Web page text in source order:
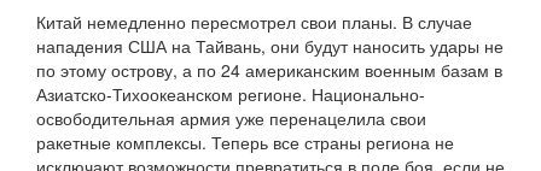
Китай немедленно пересмотрел свои планы. В случае
нападения США на Тайвань, они будут наносить удары не
по этому острову, а по 24 американским военным базам в
Азиатско-Тихоокеанском регионе. Национально-
освободительная армия уже перенацелила свои
ракетные комплексы. Теперь все страны региона не